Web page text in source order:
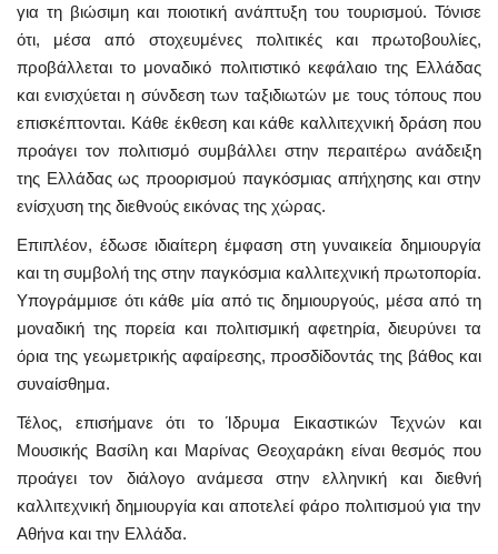
για τη βιώσιμη και ποιοτική ανάπτυξη του τουρισμού. Τόνισε
ότι, μέσα από στοχευμένες πολιτικές και πρωτοβουλίες,
προβάλλεται το μοναδικό πολιτιστικό κεφάλαιο της Ελλάδας
και ενισχύεται η σύνδεση των ταξιδιωτών με τους τόπους που
επισκέπτονται. Κάθε έκθεση και κάθε καλλιτεχνική δράση που
προάγει τον πολιτισμό συμβάλλει στην περαιτέρω ανάδειξη
της Ελλάδας ως προορισμού παγκόσμιας απήχησης και στην
ενίσχυση της διεθνούς εικόνας της χώρας.
Επιπλέον, έδωσε ιδιαίτερη έμφαση στη γυναικεία δημιουργία
και τη συμβολή της στην παγκόσμια καλλιτεχνική πρωτοπορία.
Υπογράμμισε ότι κάθε μία από τις δημιουργούς, μέσα από τη
μοναδική της πορεία και πολιτισμική αφετηρία, διευρύνει τα
όρια της γεωμετρικής αφαίρεσης, προσδίδοντάς της βάθος και
συναίσθημα.
Τέλος, επισήμανε ότι το Ίδρυμα Εικαστικών Τεχνών και
Μουσικής Βασίλη και Μαρίνας Θεοχαράκη είναι θεσμός που
προάγει τον διάλογο ανάμεσα στην ελληνική και διεθνή
καλλιτεχνική δημιουργία και αποτελεί φάρο πολιτισμού για την
Αθήνα και την Ελλάδα.